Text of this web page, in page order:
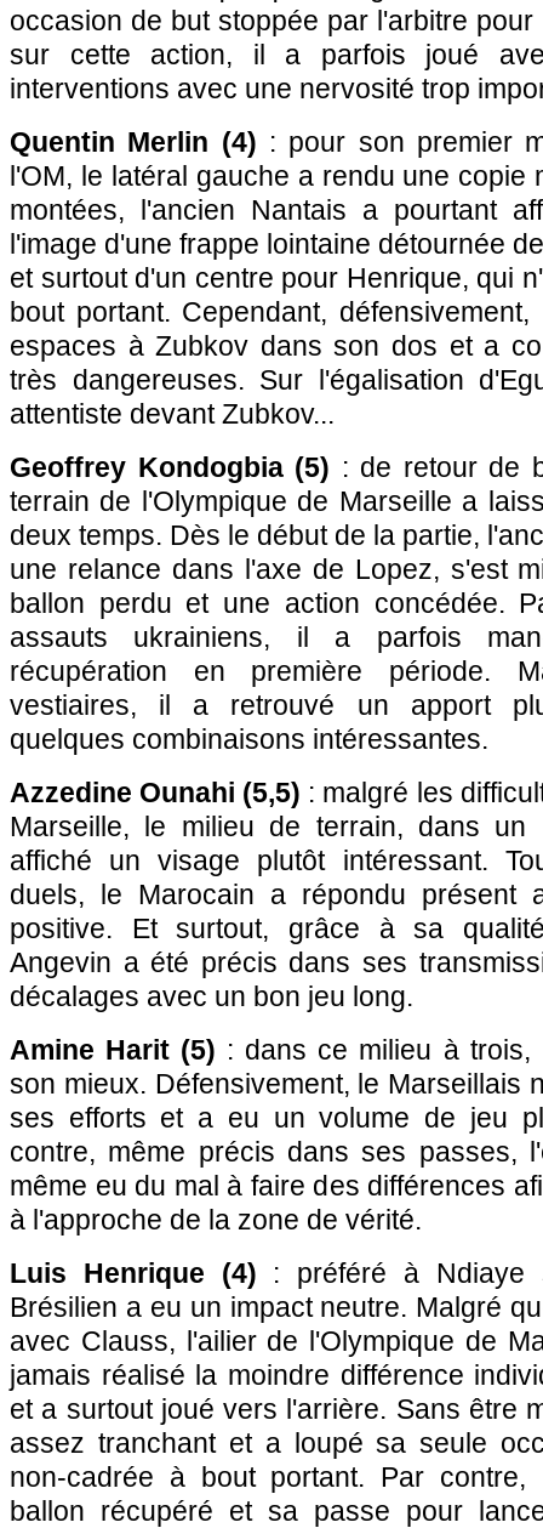
occasion de but stoppée par l'arbitre
sur cette action, il a parfois joué
interventions avec une nervosité trop
Quentin Merlin (4) : pour son premier
l'OM, le latéral gauche a rendu une copie
montées, l'ancien Nantais a pourtant
l'image d'une frappe lointaine détournée
et surtout d'un centre pour Henrique, qui
bout portant. Cependant,
espaces à Zubkov dans son dos et a
très dangereuses. Sur l'égalisation
attentiste devant Zubkov...
Geoffrey Kondogbia (5) : de retour de
terrain de l'Olympique de Marseille a
deux temps. Dès le début de la partie,
une relance dans l'axe de Lopez, s'est
ballon perdu et une action concédée.
assauts ukrainiens, il a parfois
récupération en première période.
vestiaires, il a retrouvé un apport
quelques combinaisons intéressantes.
Azzedine Ounahi (5,5) : malgré les
Marseille, le milieu de terrain, dans un
affiché un visage plutôt intéressant.
duels, le Marocain a répondu présent
positive. Et surtout, grâce à sa
Angevin a été précis dans ses
décalages avec un bon jeu long.
Amine Harit (5) : dans ce milieu à
son mieux. Défensivement, le Marseillais
ses efforts et a eu un volume de jeu
contre, même précis dans ses passes,
même eu du mal à faire des différences
à l'approche de la zone de vérité.
Luis Henrique (4) : préféré à
Brésilien a eu un impact neutre. Malgré
avec Clauss, l'ailier de l'Olympique de
jamais réalisé la moindre différence
et a surtout joué vers l'arrière. Sans être
assez tranchant et a loupé sa seule
non-cadrée à bout portant. Par
ballon récupéré et sa passe pour